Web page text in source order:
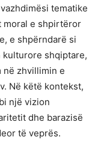
tematike
moral e shpirtëror
e shpërndarë si
kulturore shqiptare,
në zhvillimin e
Në këtë kontekst,
një vizion
dhe barazisë
të veprës.